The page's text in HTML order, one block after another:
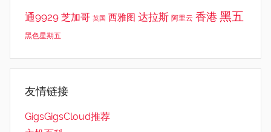
通9929 芝加哥 英国 西雅图 达拉斯 阿里云 香港 黑五
黑色星期五
友情链接
GigsGigsCloud推荐